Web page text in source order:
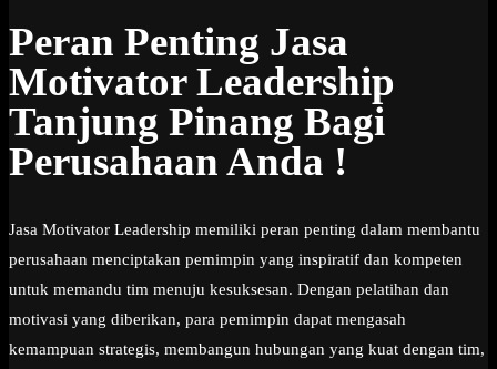
Peran Penting Jasa
Motivator Leadership
Tanjung Pinang Bagi
Perusahaan Anda !
Jasa Motivator Leadership memiliki peran penting dalam membantu
perusahaan menciptakan pemimpin yang inspiratif dan kompeten
untuk memandu tim menuju kesuksesan. Dengan pelatihan dan
motivasi yang diberikan, para pemimpin dapat mengasah
kemampuan strategis, membangun hubungan yang kuat dengan tim,